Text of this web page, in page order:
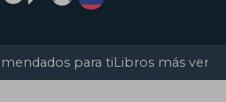
para tiLibros más